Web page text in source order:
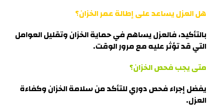
هل العزل يساعد على إطالة عمر الخزان؟
بالتأكيد، فالعزل يساهم في حماية الخزان وتقليل العوامل
التي قد تؤثر عليه مع مرور الوقت.
متى يجب فحص الخزان؟
يفضل إجراء فحص دوري للتأكد من سلامة الخزان وكفاءة
العزل.